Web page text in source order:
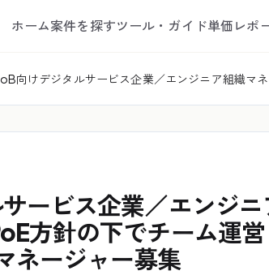
ホーム案件を探すツール・ガイド単価レポ
向けデジタルサービス企業／エンジニア組織マ
ービス企業／エンジニ
方針の下でチーム運
ネージャー募集